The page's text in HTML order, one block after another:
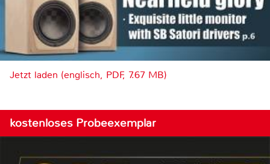
Jetzt laden (englisch, PDF, 7.67 MB)
kostenloses Probeexemplar